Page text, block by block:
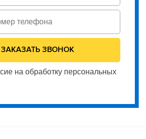
на обработку персональных